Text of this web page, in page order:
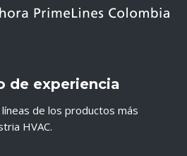
de experiencia
de los productos más
HVAC.